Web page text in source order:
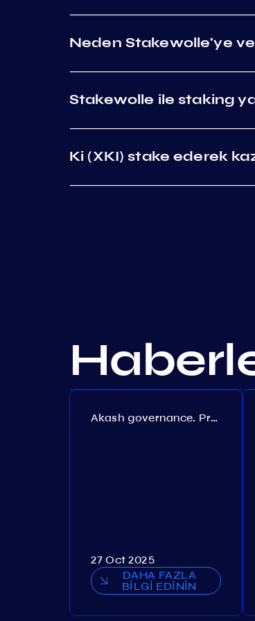
Neden Stakewolle'ye
Stakewolle ile staking
Ki (XKI) stake ederek
Akash governance. Proposal №308
27 Oct 2025
DAHA FAZLA
BİLGİ EDİNİN